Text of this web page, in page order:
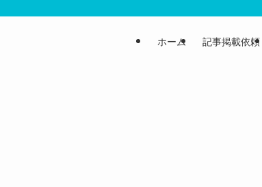
ホーム 記事掲載依頼